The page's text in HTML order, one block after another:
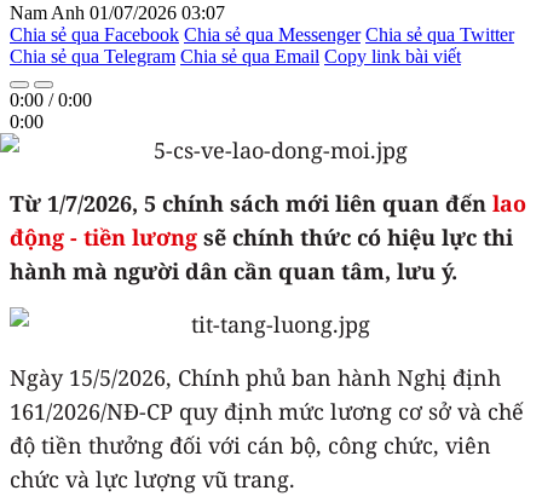
Nam Anh 01/07/2026 03:07
Chia sẻ qua Facebook Chia sẻ qua Messenger Chia sẻ qua Twitter
Chia sẻ qua Telegram Chia sẻ qua Email Copy link bài viết
0:00 /0:00
0:00
Từ 1/7/2026, 5 chính sách mới liên quan đến lao
động - tiền lương sẽ chính thức có hiệu lực thi
hành mà người dân cần quan tâm, lưu ý.
Ngày 15/5/2026, Chính phủ ban hành Nghị định
161/2026/NĐ-CP quy định mức lương cơ sở và chế
độ tiền thưởng đối với cán bộ, công chức, viên
chức và lực lượng vũ trang.